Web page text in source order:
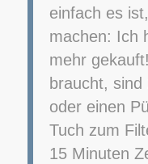
einfach es
machen: Ich
mehr
braucht,
oder einen
Tuch zum
15 Minuten